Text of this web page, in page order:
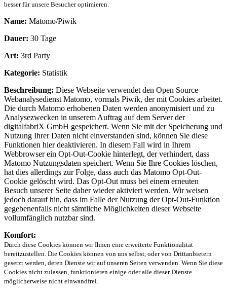
besser für unsere Besucher optimieren.
Name: Matomo/Piwik
Dauer: 30 Tage
Art: 3rd Party
Kategorie: Statistik
Beschreibung: Diese Webseite verwendet den Open Source
Webanalysedienst Matomo, vormals Piwik, der mit Cookies arbeitet.
Die durch Matomo erhobenen Daten werden anonymisiert und zu
Analysezwecken in unserem Auftrag auf dem Server der
digitalfabriX GmbH gespeichert. Wenn Sie mit der Speicherung und
Nutzung Ihrer Daten nicht einverstanden sind, können Sie diese
Funktionen hier deaktivieren. In diesem Fall wird in Ihrem
Webbrowser ein Opt-Out-Cookie hinterlegt, der verhindert, dass
Matomo Nutzungsdaten speichert. Wenn Sie Ihre Cookies löschen,
hat dies allerdings zur Folge, dass auch das Matomo Opt-Out-
Cookie gelöscht wird. Das Opt-Out muss bei einem erneuten
Besuch unserer Seite daher wieder aktiviert werden. Wir weisen
jedoch darauf hin, dass im Falle der Nutzung der Opt-Out-Funktion
gegebenenfalls nicht sämtliche Möglichkeiten dieser Webseite
vollumfänglich nutzbar sind.
Komfort:
Durch diese Cookies können wir Ihnen eine erweiterte Funktionalität
bereitzustellen. Die Cookies können von uns selbst, oder von Drittanbietern
gesetzt werden, deren Dienste wir auf unseren Seiten verwenden. Wenn Sie diese
Cookies nicht zulassen, funktionieren einige oder alle dieser Dienste
möglicherweise nicht einwandfrei.